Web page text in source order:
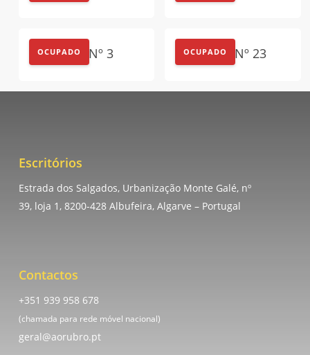
OCUPADO
Outdoor Nº 3 OCUPADO
Outdoor Nº 23
Escritórios
Estrada dos Salgados, Urbanização Monte Galé, nº
39, loja 1, 8200-428 Albufeira, Algarve – Portugal
Contactos
+351 939 958 678
(chamada para rede móvel nacional)
geral@aorubro.pt